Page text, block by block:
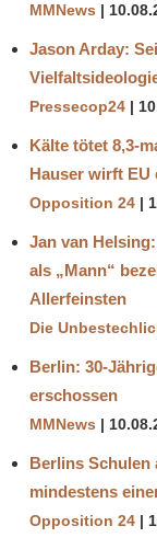
MMNews
Jason Arday:
Pressecop24
Kälte tötet 8,3-
Hauser wirft
Opposition 24
Jan van
als „Mann“
Allerfeinsten
Die
Berlin: 30-
erschossen
MMNews
Berlins Schulen
mindestens
Opposition 24